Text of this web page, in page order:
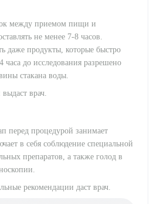
между приемом пищи и
не менее 7-8 часов.
даже продукты, которые быстро
часа до исследования разрешено
стакана воды.
врач.
перед процедурой занимает
в себя соблюдение специальной
препаратов, а также голод в
рекомендации даст врач.